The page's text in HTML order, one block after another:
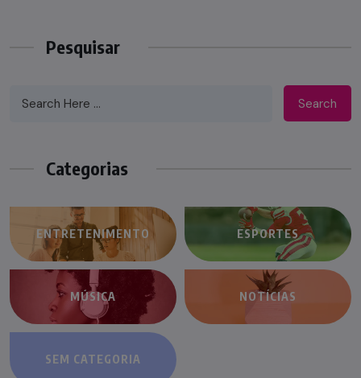
Pesquisar
Search
Categorias
ENTRETENIMENTO ESPORTES
MÚSICA NOTÍCIAS
SEM CATEGORIA